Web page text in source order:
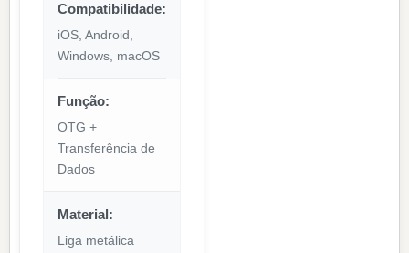
Compatibilidade:
iOS, Android,
Windows, macOS
Função:
OTG +
Transferência de
Dados
Material:
Liga metálica